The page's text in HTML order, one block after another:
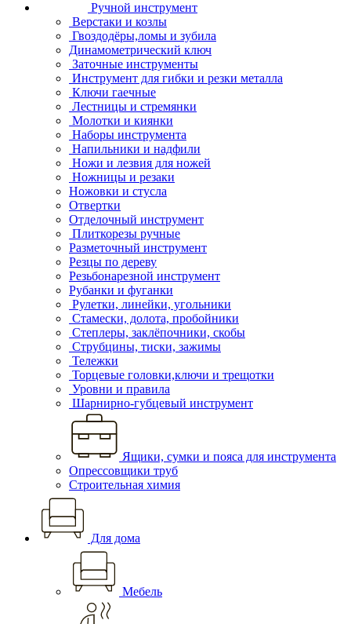
Ручной инструмент
Верстаки и козлы
Гвоздодёры,ломы и зубила
Динамометрический ключ
Заточные инструменты
Инструмент для гибки и резки металла
Ключи гаечные
Лестницы и стремянки
Молотки и киянки
Наборы инструмента
Напильники и надфили
Ножи и лезвия для ножей
Ножницы и резаки
Ножовки и стусла
Отвертки
Отделочный инструмент
Плиткорезы ручные
Разметочный инструмент
Резцы по дереву
Резьбонарезной инструмент
Рубанки и фуганки
Рулетки, линейки, угольники
Стамески, долота, пробойники
Степлеры, заклёпочники, скобы
Струбцины, тиски, зажимы
Тележки
Торцевые головки,ключи и трещотки
Уровни и правила
Шарнирно-губцевый инструмент
Ящики, сумки и пояса для инструмента
Опрессовщики труб
Строительная химия
Для дома
Мебель